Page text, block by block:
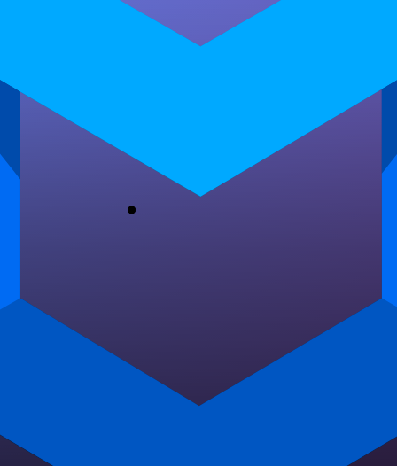
Descubra como a Millbody, plataforma
completa para personal trainer de Cross
Training, integra prescrição, gamificação,